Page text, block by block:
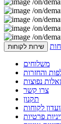
שירות לקוחות
משלוחים
והחזרות
נפוצות
צרו קשר
תקנון
לקוחות
פרטיות